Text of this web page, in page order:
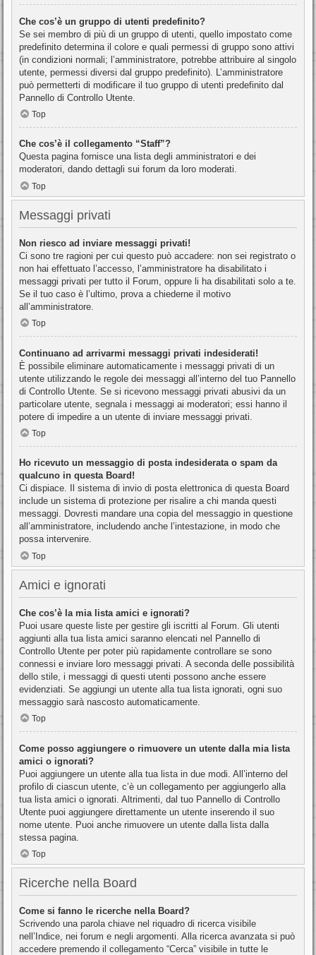
Che cos’è un gruppo di utenti predefinito?
Se sei membro di più di un gruppo di utenti, quello impostato come
predefinito determina il colore e quali permessi di gruppo sono attivi
(in condizioni normali; l’amministratore, potrebbe attribuire al singolo
utente, permessi diversi dal gruppo predefinito). L’amministratore
può permetterti di modificare il tuo gruppo di utenti predefinito dal
Pannello di Controllo Utente.
Top
Che cos’è il collegamento “Staff”?
Questa pagina fornisce una lista degli amministratori e dei
moderatori, dando dettagli sui forum da loro moderati.
Top
Messaggi privati
Non riesco ad inviare messaggi privati!
Ci sono tre ragioni per cui questo può accadere: non sei registrato o
non hai effettuato l’accesso, l’amministratore ha disabilitato i
messaggi privati per tutto il Forum, oppure li ha disabilitati solo a te.
Se il tuo caso è l’ultimo, prova a chiederne il motivo
all’amministratore.
Top
Continuano ad arrivarmi messaggi privati indesiderati!
È possibile eliminare automaticamente i messaggi privati ​​di un
utente utilizzando le regole dei messaggi all’interno del tuo Pannello
di Controllo Utente. Se si ricevono messaggi privati ​​abusivi da un
particolare utente, segnala i messaggi ai moderatori; essi hanno il
potere di impedire a un utente di inviare messaggi privati​​.
Top
Ho ricevuto un messaggio di posta indesiderata o spam da
qualcuno in questa Board!
Ci dispiace. Il sistema di invio di posta elettronica di questa Board
include un sistema di protezione per risalire a chi manda questi
messaggi. Dovresti mandare una copia del messaggio in questione
all’amministratore, includendo anche l’intestazione, in modo che
possa intervenire.
Top
Amici e ignorati
Che cos’è la mia lista amici e ignorati?
Puoi usare queste liste per gestire gli iscritti al Forum. Gli utenti
aggiunti alla tua lista amici saranno elencati nel Pannello di
Controllo Utente per poter più rapidamente controllare se sono
connessi e inviare loro messaggi privati. A seconda delle possibilità
dello stile, i messaggi di questi utenti possono anche essere
evidenziati. Se aggiungi un utente alla tua lista ignorati, ogni suo
messaggio sarà nascosto automaticamente.
Top
Come posso aggiungere o rimuovere un utente dalla mia lista
amici o ignorati?
Puoi aggiungere un utente alla tua lista in due modi. All’interno del
profilo di ciascun utente, c’è un collegamento per aggiungerlo alla
tua lista amici o ignorati. Altrimenti, dal tuo Pannello di Controllo
Utente puoi aggiungere direttamente un utente inserendo il suo
nome utente. Puoi anche rimuovere un utente dalla lista dalla
stessa pagina.
Top
Ricerche nella Board
Come si fanno le ricerche nella Board?
Scrivendo una parola chiave nel riquadro di ricerca visibile
nell’Indice, nei forum e negli argomenti. Alla ricerca avanzata si può
accedere premendo il collegamento “Cerca” visibile in tutte le